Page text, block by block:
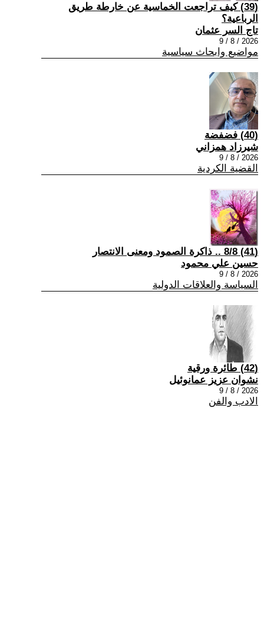
(39) كيف تراجعت الخماسية عن خارطة طريق
الرباعية؟
تاج السر عثمان
2026 / 8 / 9
مواضيع وابحاث سياسية
(40) فضفضة
شيرزاد همزاني
2026 / 8 / 9
القضية الكردية
(41) 8/8 .. ذاكرة الصمود ومعنى الانتصار
حسين علي محمود
2026 / 8 / 9
السياسة والعلاقات الدولية
(42) طائرة ورقية
نشوان عزيز عمانوئيل
2026 / 8 / 9
الادب والفن